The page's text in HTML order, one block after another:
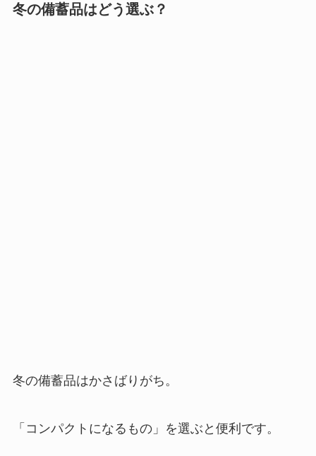
冬の備蓄品はどう選ぶ？
冬の備蓄品はかさばりがち。
「コンパクトになるもの」を選ぶと便利です。